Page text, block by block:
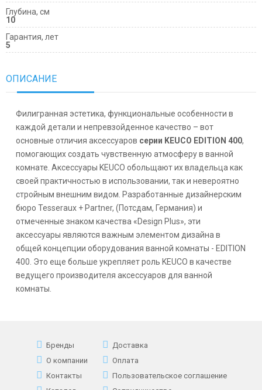
Глубина, см
10
Гарантия, лет
5
ОПИСАНИЕ
Филигранная эстетика, функциональные особенности в
каждой детали и непревзойденное качество – вот
основные отличия аксессуаров серии KEUCO EDITION 400,
помогающих создать чувственную атмосферу в ванной
комнате. Аксессуары KEUCO обольщают их владельца как
своей практичностью в использовании, так и невероятно
стройным внешним видом. Разработанные дизайнерским
бюро Tesseraux + Partner, (Потсдам, Германия) и
отмеченные знаком качества «Design Plus», эти
аксессуары являются важным элементом дизайна в
общей концепции оборудования ванной комнаты - EDITION
400 . Это еще больше укрепляет роль KEUCO в качестве
ведущего производителя аксессуаров для ванной
комнаты.
Бренды
О компании
Контакты
Доставка
Оплата
Пользовательское соглашение